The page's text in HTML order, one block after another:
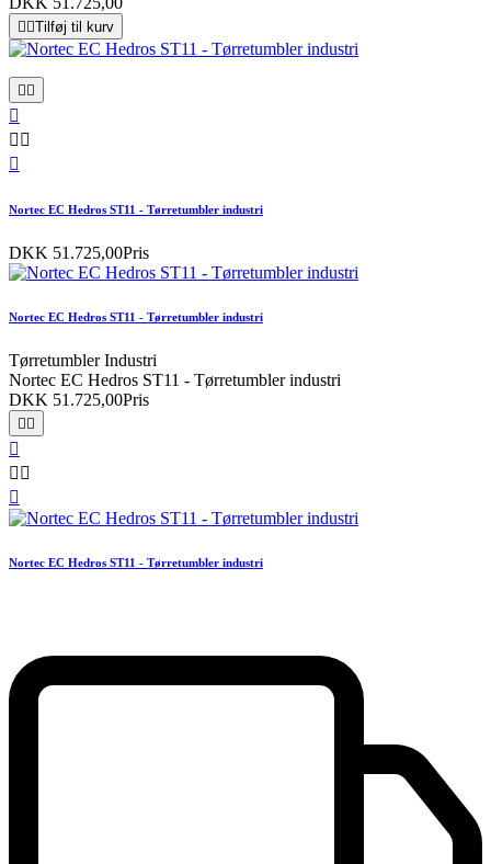
 Tilføj til kurv
 

 

Nortec EC Hedros ST11 - Tørretumbler industri
DKK 51.725,00Pris
Nortec EC Hedros ST11 - Tørretumbler industri
Tørretumbler Industri
Nortec EC Hedros ST11 - Tørretumbler industri
DKK 51.725,00Pris
 

 

Nortec EC Hedros ST11 - Tørretumbler industri